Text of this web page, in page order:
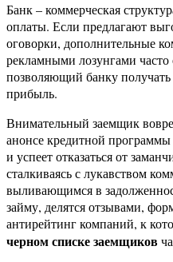
Банк – коммерческая
оплаты. Если предлагают
оговорки, дополнительные
рекламными лозунгами
позволяющий банку
прибыль.
Внимательный заемщик
анонсе кредитной
и успеет отказаться от
сталкиваясь с лукавством
выливающимся в
займу, делятся отзывами,
антирейтинг компаний, к
черном списке заемщиков